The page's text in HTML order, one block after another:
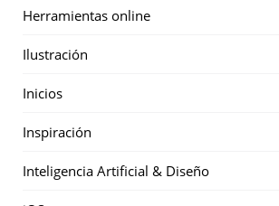
Herramientas online
Ilustración
Inicios
Inspiración
Inteligencia Artificial & Diseño